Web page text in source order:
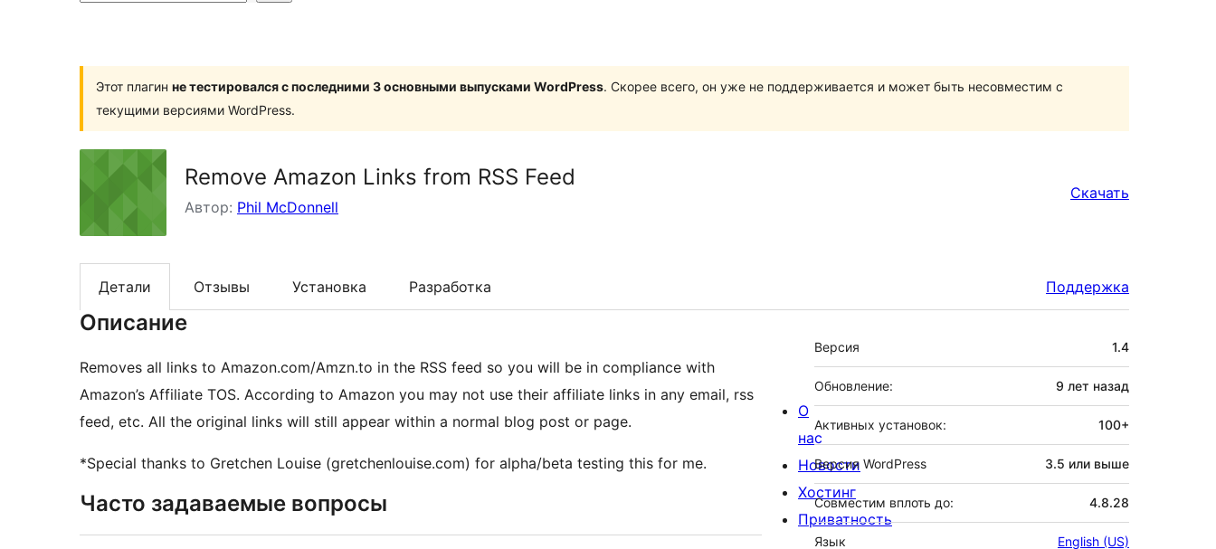
Этот плагин не тестировался с последними 3 основными выпусками WordPress. Скорее всего, он уже не поддерживается и может быть несовместим с
текущими версиями WordPress.
Remove Amazon Links from RSS Feed
Автор: Phil McDonnell
Скачать
Детали Отзывы Установка Разработка Поддержка
Описание
Removes all links to Amazon.com/Amzn.to in the RSS feed so you will be in compliance with
Amazon’s Affiliate TOS. According to Amazon you may not use their affiliate links in any email, rss
feed, etc. All the original links will still appear within a normal blog post or page.
*Special thanks to Gretchen Louise (gretchenlouise.com) for alpha/beta testing this for me.
Часто задаваемые вопросы
Мета
Версия 1.4
Обновление: 9 лет назад
Активных установок: 100+
Версия WordPress 3.5 или выше
Совместим вплоть до: 4.8.28
Язык English (US)
О
нас
Новости
Хостинг
Приватность